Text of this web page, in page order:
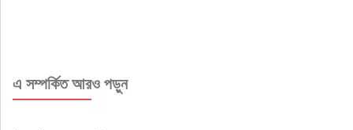
এ সম্পর্কিত আরও পড়ুন